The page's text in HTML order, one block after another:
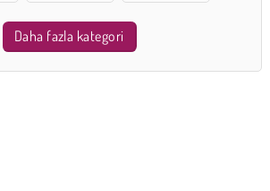
Daha fazla kategori